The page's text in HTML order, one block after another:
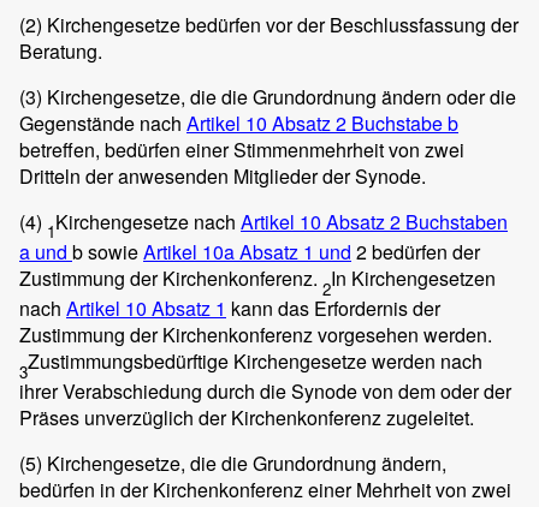
(2) Kirchengesetze bedürfen vor der Beschlussfassung der
Beratung.
(3) Kirchengesetze, die die Grundordnung ändern oder die
Gegenstände nach Artikel 10 Absatz 2 Buchstabe b
betreffen, bedürfen einer Stimmenmehrheit von zwei
Dritteln der anwesenden Mitglieder der Synode.
(4) 1Kirchengesetze nach Artikel 10 Absatz 2 Buchstaben
a und b sowieArtikel 10a Absatz 1 und 2 bedürfen der
Zustimmung der Kirchenkonferenz. 2In Kirchengesetzen
nach Artikel 10 Absatz 1 kann das Erfordernis der
Zustimmung der Kirchenkonferenz vorgesehen werden.
3Zustimmungsbedürftige Kirchengesetze werden nach
ihrer Verabschiedung durch die Synode von dem oder der
Präses unverzüglich der Kirchenkonferenz zugeleitet.
(5) Kirchengesetze, die die Grundordnung ändern,
bedürfen in der Kirchenkonferenz einer Mehrheit von zwei